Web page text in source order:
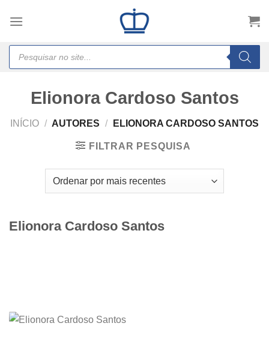
Products
search
Elionora Cardoso Santos
INÍCIO / AUTORES / ELIONORA CARDOSO SANTOS
FILTRAR PESQUISA
Elionora Cardoso Santos